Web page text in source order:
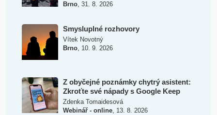
Brno, 31. 8. 2026
Smysluplné rozhovory
Vítek Novotný
Brno, 10. 9. 2026
Z obyčejné poznámky chytrý asistent:
Zkroťte své nápady s Google Keep
Zdenka Tomaidesová
Webinář - online, 13. 8. 2026